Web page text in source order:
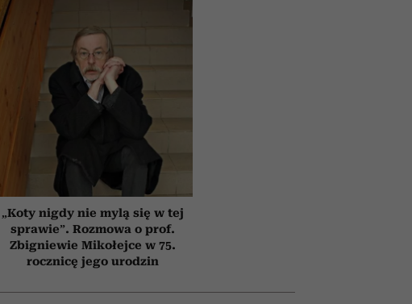
„Koty nigdy nie mylą się w tej
sprawie”. Rozmowa o prof.
Zbigniewie Mikołejce w 75.
rocznicę jego urodzin